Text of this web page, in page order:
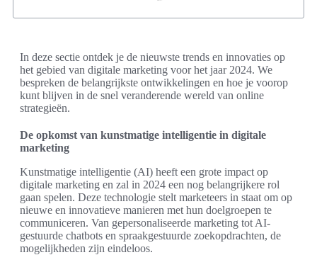
In deze sectie ontdek je de nieuwste trends en innovaties op
het gebied van digitale marketing voor het jaar 2024. We
bespreken de belangrijkste ontwikkelingen en hoe je voorop
kunt blijven in de snel veranderende wereld van online
strategieën.
De opkomst van kunstmatige intelligentie in digitale
marketing
Kunstmatige intelligentie (AI) heeft een grote impact op
digitale marketing en zal in 2024 een nog belangrijkere rol
gaan spelen. Deze technologie stelt marketeers in staat om op
nieuwe en innovatieve manieren met hun doelgroepen te
communiceren. Van gepersonaliseerde marketing tot AI-
gestuurde chatbots en spraakgestuurde zoekopdrachten, de
mogelijkheden zijn eindeloos.